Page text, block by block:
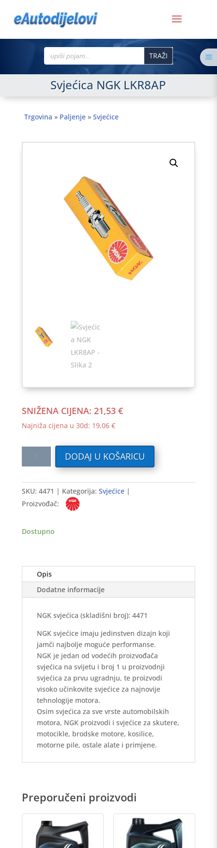
Search
for:
Svjećica NGK LKR8AP
Trgovina » Paljenje» Svjećice
SNIŽENA CIJENA: 21,53 €
Najniža cijena u 30d: 19,06 €
količina
DODAJ U KOŠARICU
SKU: 4471 Kategorija: Svjećice
Proizvođač:
Dostupno
Opis
Dodatne informacije
NGK svjećica (skladišni broj): 4471
NGK svjećice imaju jedinstven dizajn koji
jamči najbolje moguće performanse.
NGK je jedan od vodećih proizvođača
svjećica na svijetu i broj 1 u proizvodnji
svjećica za prvu ugradnju, te proizvodi
visoko učinkovite svjećice za najnovije
tehnologije motora.
Osim svjećica za sve vrste automobilskih
motora, NGK proizvodi i svjećice za skutere,
motocikle, brodske motore, kosilice,
motorne pile, ostale alate i primjene.
Preporučeni proizvodi
a